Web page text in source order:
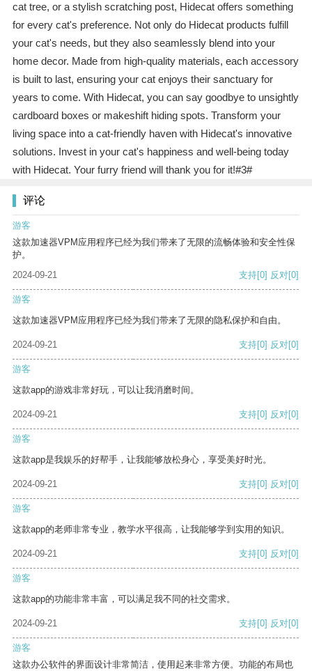
cat tree, or a stylish scratching post, Hidecat offers something
for every cat's preference. Not only do Hidecat products fulfill
your cat's needs, but they also seamlessly blend into your
home decor. Made from high-quality materials, each accessory
is built to last, ensuring your cat enjoys their sanctuary for
years to come. With Hidecat, you can say goodbye to unsightly
cardboard boxes or makeshift hiding spots. Transform your
living space into a cat-friendly haven with Hidecat's innovative
solutions. Invest in your cat's happiness and well-being today
with Hidecat. Your furry friend will thank you for it!#3#
评论
游客
这款加速器VPM应用程序已经为我们带来了无限的流畅体验和安全性保
护。
2024-09-21
支持[0] 反对[0]
游客
这款加速器VPM应用程序已经为我们带来了无限的隐私保护和自由。
2024-09-21 支持[0] 反对[0]
游客
这款app的游戏非常好玩，可以让我消磨时间。
2024-09-21 支持[0] 反对[0]
游客
这款app是我娱乐的好帮手，让我能够放松身心，享受美好时光。
2024-09-21 支持[0] 反对[0]
游客
这款app的老师非常专业，教学水平很高，让我能够学到实用的知识。
2024-09-21 支持[0] 反对[0]
游客
这款app的功能非常丰富，可以满足我不同的社交需求。
2024-09-21 支持[0] 反对[0]
游客
这款办公软件的界面设计非常简洁，使用起来非常方便。功能的布局也